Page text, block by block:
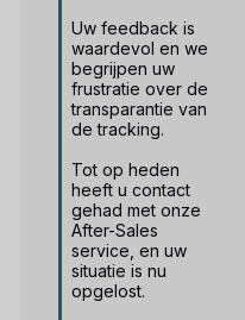
Uw feedback is
waardevol en we
begrijpen uw
frustratie over de
transparantie van
de tracking.
Tot op heden
heeft u contact
gehad met onze
After-Sales
service, en uw
situatie is nu
opgelost.